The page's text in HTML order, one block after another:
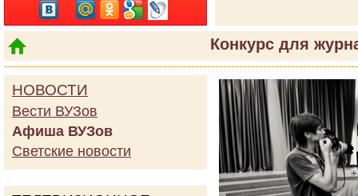
Конкурс для
НОВОСТИ
Вести ВУЗов
Афиша ВУЗов
Светские новости